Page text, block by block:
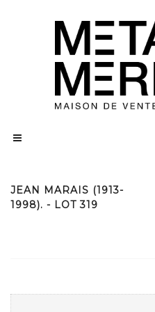
JEAN MARAIS (1913-
1998). - LOT 319